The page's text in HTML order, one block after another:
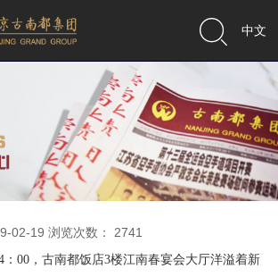
中文
02-19 浏览次数： 2741
：00，古南都饭店3楼江南春宴会大厅洋溢着新